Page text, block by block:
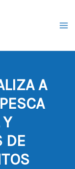
A
DE